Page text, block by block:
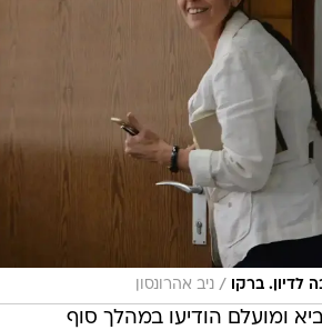
לדיון. ברקו / ניב אהרונסון
ומועלם הודיעו במהלך סוף